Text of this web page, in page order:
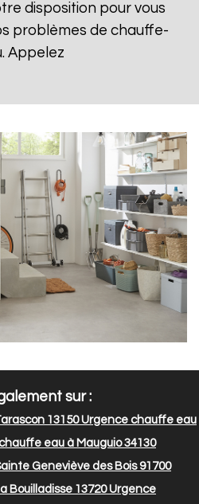
disposition pour vous
problèmes de chauffe-
Appelez
sur :
13150Urgence chauffe eau
eau à Mauguio 34130
Geneviève des Bois 91700
Bouilladisse 13720Urgence